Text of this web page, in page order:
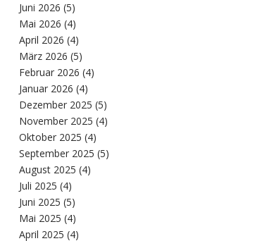
Juni 2026 (5)
Mai 2026 (4)
April 2026 (4)
März 2026 (5)
Februar 2026 (4)
Januar 2026 (4)
Dezember 2025 (5)
November 2025 (4)
Oktober 2025 (4)
September 2025 (5)
August 2025 (4)
Juli 2025 (4)
Juni 2025 (5)
Mai 2025 (4)
April 2025 (4)